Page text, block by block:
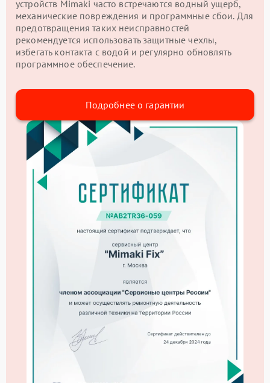
устройств Mimaki часто встречаются водный ущерб,
механические повреждения и программные сбои. Для
предотвращения таких неисправностей
рекомендуется использовать защитные чехлы,
избегать контакта с водой и регулярно обновлять
программное обеспечение.
Подробнее о гарантии